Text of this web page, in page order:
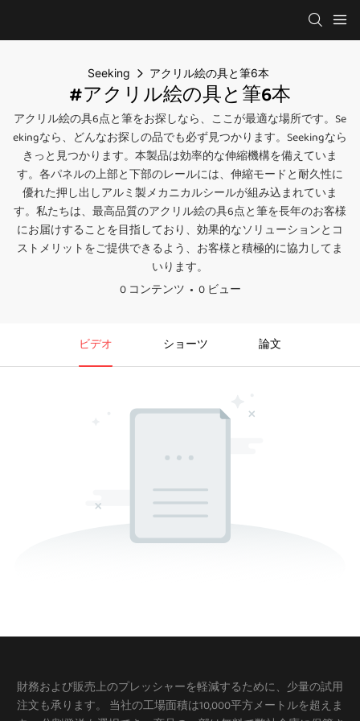
Seeking アクリル絵の具と筆6本
#アクリル絵の具と筆6本
アクリル絵の具6点と筆をお探しなら、ここが最適な場所です。Se
ekingなら、どんなお探しの品でも必ず見つかります。Seekingなら
きっと見つかります。本製品は効率的な伸縮機構を備えていま
す。各パネルの上部と下部のレールには、伸縮モードと耐久性に
優れた押し出しアルミ製メカニカルシールが組み込まれていま
す。私たちは、最高品質のアクリル絵の具6点と筆を長年のお客様
にお届けすることを目指しており、効果的なソリューションとコ
ストメリットをご提供できるよう、お客様と積極的に協力してま
いります。
0 コンテンツ
0 ビュー
ビデオ ショーツ 論文
財務および販売上のプレッシャーを軽減するために、少量の試用
注文も承ります。 当社の工場面積は10,000平方メートルを超えま